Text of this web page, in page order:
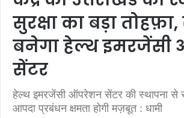
सुरक्षा का बड़ा
बनेगा हेल्थ
सेंटर
हेल्थ इमरजेंसी ऑपरेशन सेंटर की स्थापना से
आपदा प्रबंधन क्षमता होगी मज़बूत : धामी